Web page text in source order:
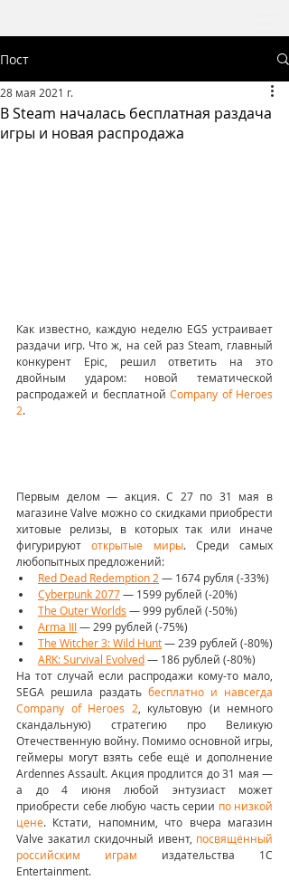
Пост
В Steam началась бесплатная раздача
игры и новая распродажа
28 мая 2021 г.
Как известно, каждую неделю EGS устраивает
раздачи игр. Что ж, на сей раз Steam, главный
конкурент Epic, решил ответить на это
двойным ударом: новой тематической
распродажей и бесплатной Company of Heroes
2.
Первым делом — акция. С 27 по 31 мая в
магазине Valve можно со скидками приобрести
хитовые релизы, в которых так или иначе
фигурируют открытые миры. Среди самых
любопытных предложений:
Red Dead Redemption 2 — 1674 рубля (-33%)
Cyberpunk 2077 — 1599 рублей (-20%)
The Outer Worlds — 999 рублей (-50%)
Arma III — 299 рублей (-75%)
The Witcher 3: Wild Hunt — 239 рублей (-80%)
ARK: Survival Evolved — 186 рублей (-80%)
На тот случай если распродажи кому-то мало,
SEGA решила раздать бесплатно и навсегда
Company of Heroes 2 , культовую (и немного
скандальную) стратегию про Великую
Отечественную войну. Помимо основной игры,
геймеры могут взять себе ещё и дополнение
Ardennes Assault. Акция продлится до 31 мая —
а до 4 июня любой энтузиаст может
приобрести себе любую часть серии по низкой
цене. Кстати, напомним, что вчера магазин
Valve закатил скидочный ивент, посвящённый
российским играм издательства 1C
Entertainment.